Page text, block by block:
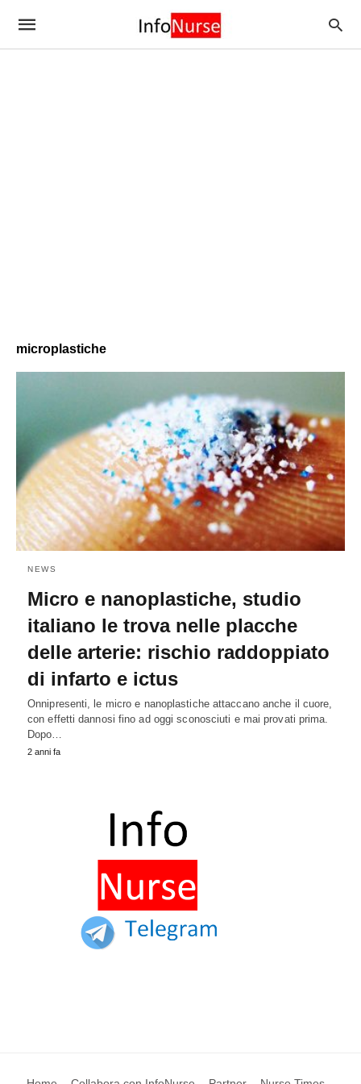
microplastiche
NEWS
Micro e nanoplastiche, studio
italiano le trova nelle placche
delle arterie: rischio raddoppiato
di infarto e ictus
Onnipresenti, le micro e nanoplastiche attaccano anche il cuore,
con effetti dannosi fino ad oggi sconosciuti e mai provati prima.
Dopo…
2 anni fa